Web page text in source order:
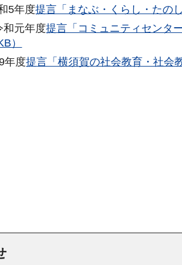
5年度提言「まなぶ・くらし・たの
和元年度提言「コミュニティセンタ
）
年度提言「横須賀の社会教育・社会